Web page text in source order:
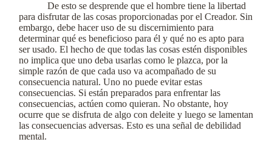
De esto se desprende que el hombre tiene la libertad
para disfrutar de las cosas proporcionadas por el Creador. Sin
embargo, debe hacer uso de su discernimiento para
determinar qué es beneficioso para él y qué no es apto para
ser usado. El hecho de que todas las cosas estén disponibles
no implica que uno deba usarlas como le plazca, por la
simple razón de que cada uso va acompañado de su
consecuencia natural. Uno no puede evitar estas
consecuencias. Si están preparados para enfrentar las
consecuencias, actúen como quieran. No obstante, hoy
ocurre que se disfruta de algo con deleite y luego se lamentan
las consecuencias adversas. Esto es una señal de debilidad
mental.